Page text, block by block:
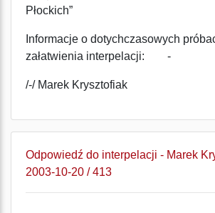
Płockich”
Informacje o dotychczasowych
załatwienia interpelacji: -
/-/ Marek Krysztofiak
Odpowiedź do interpelacji - Marek
2003-10-20 / 413